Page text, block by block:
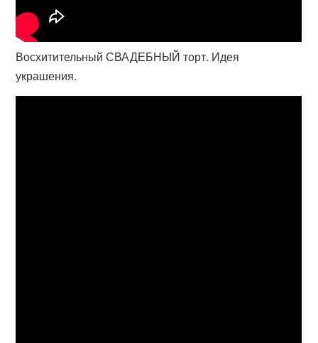
Восхитительный СВАДЕБНЫЙ торт. Идея
украшения.